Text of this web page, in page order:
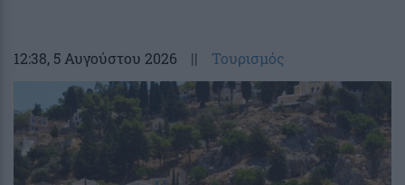
12:38, 5 Αυγούστου 2026 || Τουρισμός